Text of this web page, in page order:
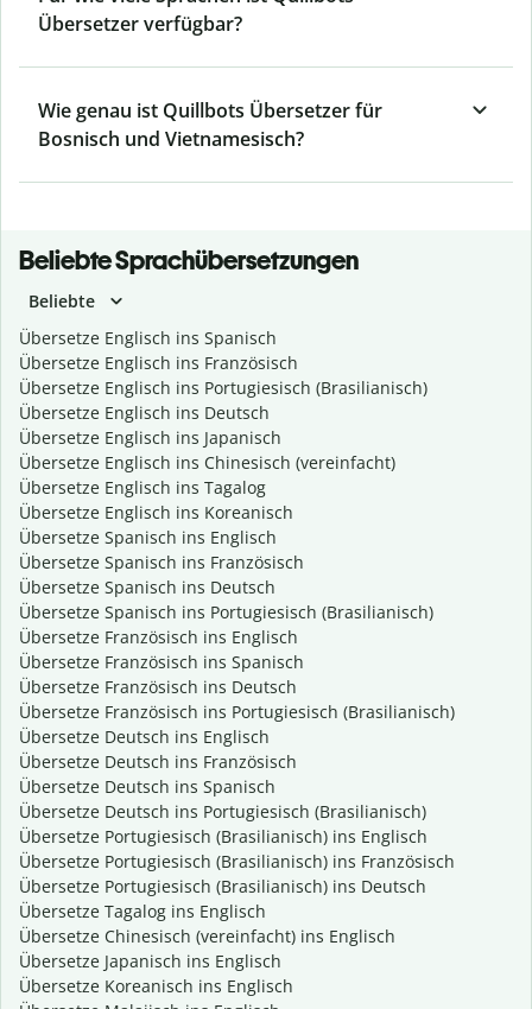
Übersetzer verfügbar?
Wie genau ist Quillbots Übersetzer für
Bosnisch und Vietnamesisch?
Beliebte Sprachübersetzungen
Beliebte
Übersetze Englisch ins Spanisch
Übersetze Englisch ins Französisch
Übersetze Englisch ins Portugiesisch (Brasilianisch)
Übersetze Englisch ins Deutsch
Übersetze Englisch ins Japanisch
Übersetze Englisch ins Chinesisch (vereinfacht)
Übersetze Englisch ins Tagalog
Übersetze Englisch ins Koreanisch
Übersetze Spanisch ins Englisch
Übersetze Spanisch ins Französisch
Übersetze Spanisch ins Deutsch
Übersetze Spanisch ins Portugiesisch (Brasilianisch)
Übersetze Französisch ins Englisch
Übersetze Französisch ins Spanisch
Übersetze Französisch ins Deutsch
Übersetze Französisch ins Portugiesisch (Brasilianisch)
Übersetze Deutsch ins Englisch
Übersetze Deutsch ins Französisch
Übersetze Deutsch ins Spanisch
Übersetze Deutsch ins Portugiesisch (Brasilianisch)
Übersetze Portugiesisch (Brasilianisch) ins Englisch
Übersetze Portugiesisch (Brasilianisch) ins Französisch
Übersetze Portugiesisch (Brasilianisch) ins Deutsch
Übersetze Tagalog ins Englisch
Übersetze Chinesisch (vereinfacht) ins Englisch
Übersetze Japanisch ins Englisch
Übersetze Koreanisch ins Englisch